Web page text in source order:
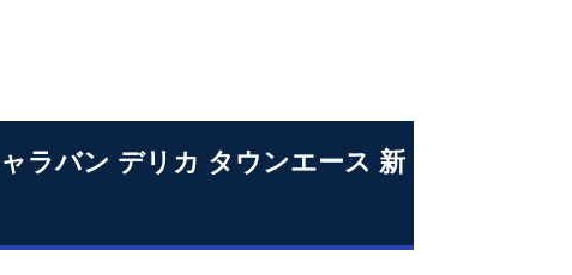
ラバン デリカ タウンエース 新